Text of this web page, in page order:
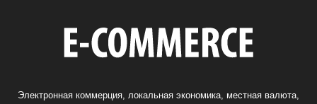
Электронная коммерция, локальная экономика, местная валюта,